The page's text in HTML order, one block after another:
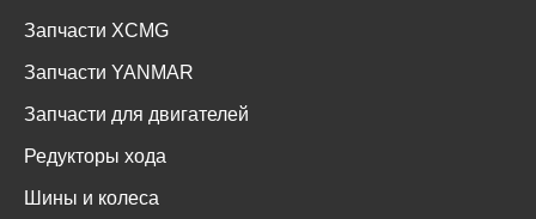
Запчасти XCMG
Запчасти YANMAR
Запчасти для двигателей
Редукторы хода
Шины и колеса